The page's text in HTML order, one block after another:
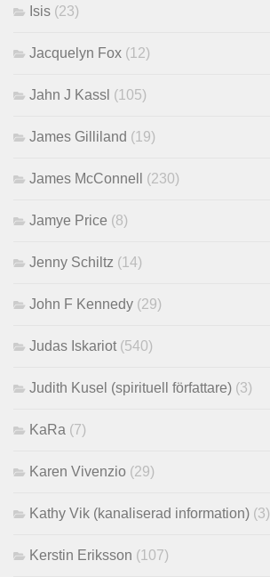
Isis (23)
Jacquelyn Fox (12)
Jahn J Kassl (105)
James Gilliland (19)
James McConnell (230)
Jamye Price (8)
Jenny Schiltz (14)
John F Kennedy (29)
Judas Iskariot (540)
Judith Kusel (spirituell författare) (3)
KaRa (7)
Karen Vivenzio (29)
Kathy Vik (kanaliserad information) (3)
Kerstin Eriksson (107)